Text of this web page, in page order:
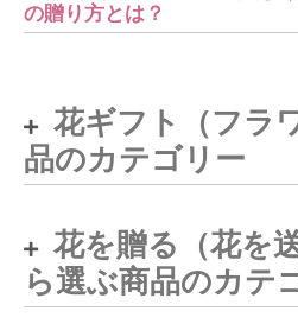
の贈り方とは？
花ギフト（フラ
品のカテゴリー
花を贈る（花を
ら選ぶ商品のカテ